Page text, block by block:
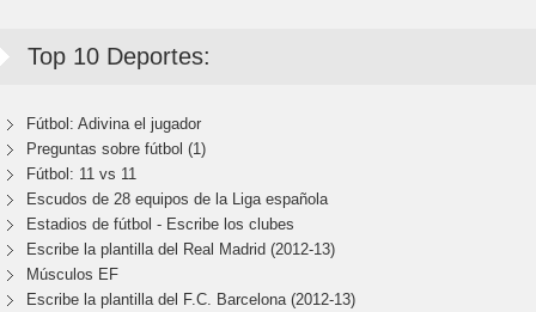
Top 10 Deportes:
Fútbol: Adivina el jugador
Preguntas sobre fútbol (1)
Fútbol: 11 vs 11
Escudos de 28 equipos de la Liga española
Estadios de fútbol - Escribe los clubes
Escribe la plantilla del Real Madrid (2012-13)
Músculos EF
Escribe la plantilla del F.C. Barcelona (2012-13)